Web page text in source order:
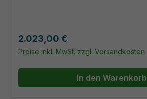
Regulärer Preis:
2.023,00 €
Preise inkl. MwSt. zzgl. Versandkosten
In den Warenkorb